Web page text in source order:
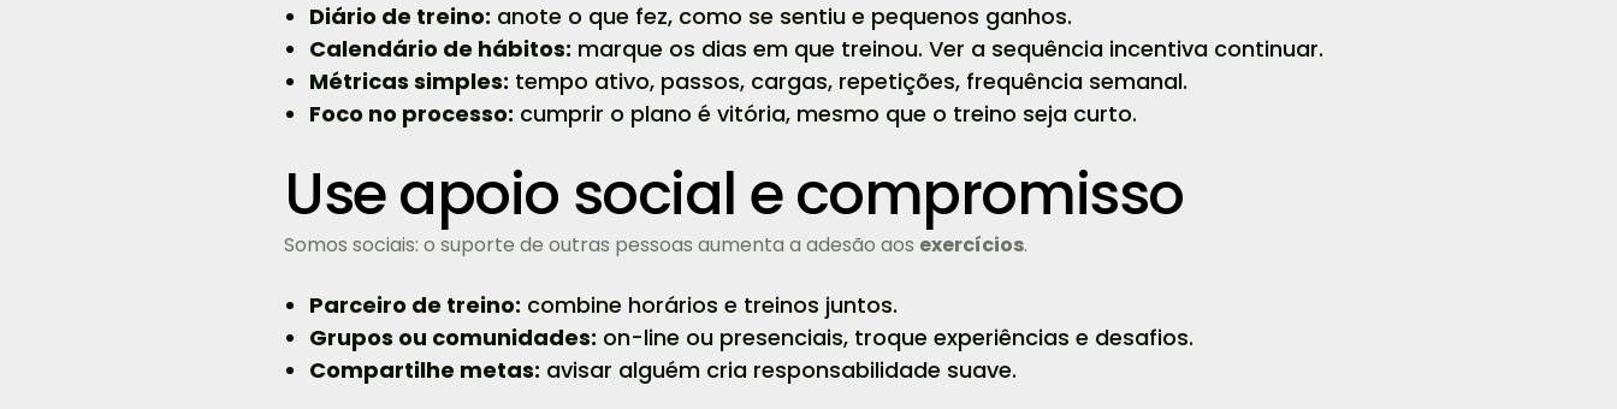
Diário de treino: anote o que fez, como se sentiu e pequenos ganhos.
Calendário de hábitos: marque os dias em que treinou. Ver a sequência incentiva continuar.
Métricas simples: tempo ativo, passos, cargas, repetições, frequência semanal.
Foco no processo: cumprir o plano é vitória, mesmo que o treino seja curto.
Use apoio social e compromisso
Somos sociais: o suporte de outras pessoas aumenta a adesão aos exercícios.
Parceiro de treino: combine horários e treinos juntos.
Grupos ou comunidades: on-line ou presenciais, troque experiências e desafios.
Compartilhe metas: avisar alguém cria responsabilidade suave.